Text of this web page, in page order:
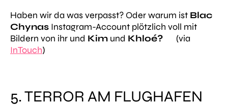
Haben wir da was verpasst? Oder warum ist Blac
Chynas Instagram-Account plötzlich voll mit
Bildern von ihr und Kim und Khloé?
(via
InTouch)
5. TERROR AM FLUGHAFEN